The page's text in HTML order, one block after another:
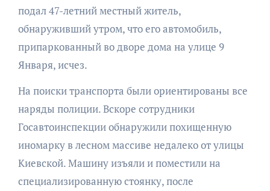
подал 47-летний местный житель,
обнаруживший утром, что его автомобиль,
припаркованный во дворе дома на улице 9
Января, исчез.
На поиски транспорта были ориентированы все
наряды полиции. Вскоре сотрудники
Госавтоинспекции обнаружили похищенную
иномарку в лесном массиве недалеко от улицы
Киевской. Машину изъяли и поместили на
специализированную стоянку, после